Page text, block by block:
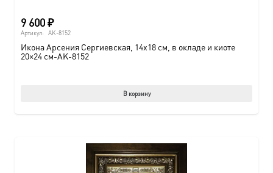
9 600₽
Артикул: AK-8152
Икона Арсения Сергиевская, 14х18 см, в окладе и киоте
20×24 см-AK-8152
В корзину